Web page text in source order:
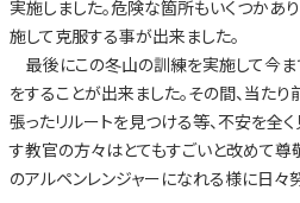
実施しました。危険な箇所もいくつかあ
施して克服する事が出来ました。
最後にこの冬山の訓練を実施して今
をすることが出来ました。その間、当た
張ったリルートを見つける等、不安を全
す教官の方々はとてもすごいと改めて尊
のアルペンレンジャーになれる様に日々